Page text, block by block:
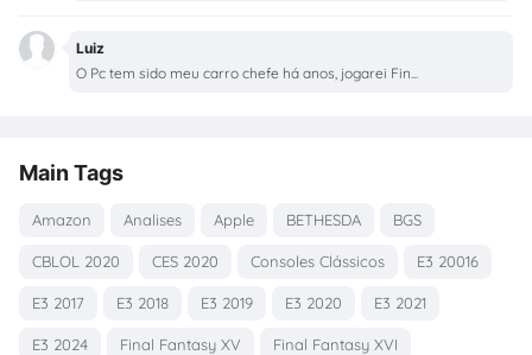
Luiz
O Pc tem sido meu carro chefe há anos, jogarei Fin...
Main Tags
Amazon Analises Apple BETHESDA BGS
CBLOL 2020 CES 2020 Consoles Clássicos E3 20016
E3 2017 E3 2018 E3 2019 E3 2020 E3 2021
E3 2024 Final Fantasy XV Final Fantasy XVI